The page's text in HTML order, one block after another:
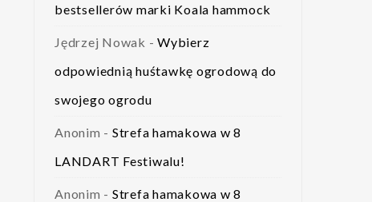
bestsellerów marki Koala hammock
Jędrzej Nowak - Wybierz
odpowiednią huśtawkę ogrodową do
swojego ogrodu
Anonim - Strefa hamakowa w 8
LANDART Festiwalu!
Anonim - Strefa hamakowa w 8